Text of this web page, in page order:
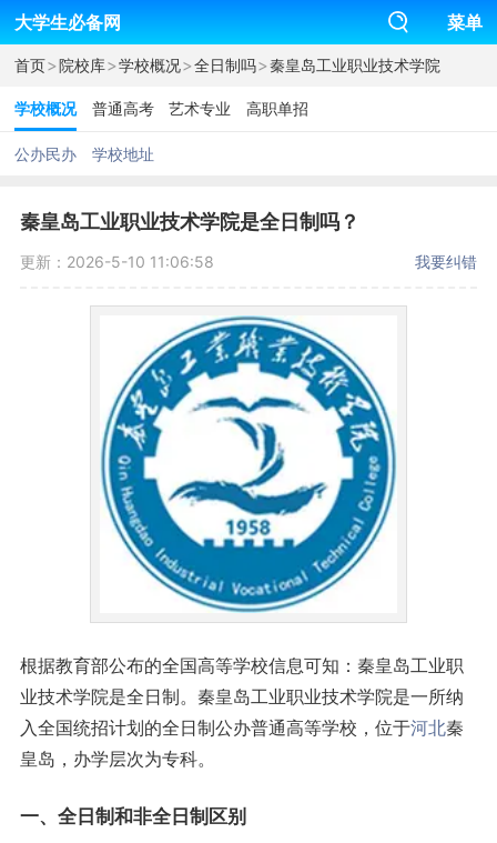
大学生必备网 菜单
首页>院校库>学校概况>全日制吗>秦皇岛工业职业技术学院
学校概况 普通高考 艺术专业 高职单招
公办民办 学校地址
秦皇岛工业职业技术学院是全日制吗？
更新：2026-5-10 11:06:58 我要纠错
根据教育部公布的全国高等学校信息可知：秦皇岛工业职
业技术学院是全日制。秦皇岛工业职业技术学院是一所纳
入全国统招计划的全日制公办普通高等学校，位于河北秦
皇岛，办学层次为专科。
一、全日制和非全日制区别